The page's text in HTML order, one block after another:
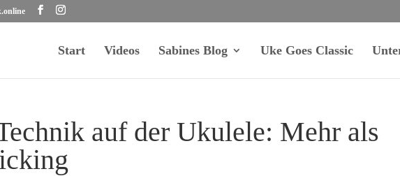
Start Videos Sabines Blog Uke Goes Classic
auf der Ukulele: Mehr als